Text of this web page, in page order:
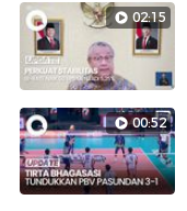
02:15
00:52